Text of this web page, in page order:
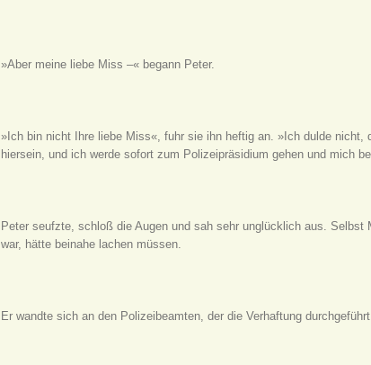
»Aber meine liebe Miss –« begann Peter.
»Ich bin nicht Ihre liebe Miss«, fuhr sie ihn heftig an. »Ich dulde nicht,
hiersein, und ich werde sofort zum Polizeipräsidium gehen und mich
Peter seufzte, schloß die Augen und sah sehr unglücklich aus.
war, hätte beinahe lachen müssen.
Er wandte sich an den Polizeibeamten, der die Verhaftung durchgeführt